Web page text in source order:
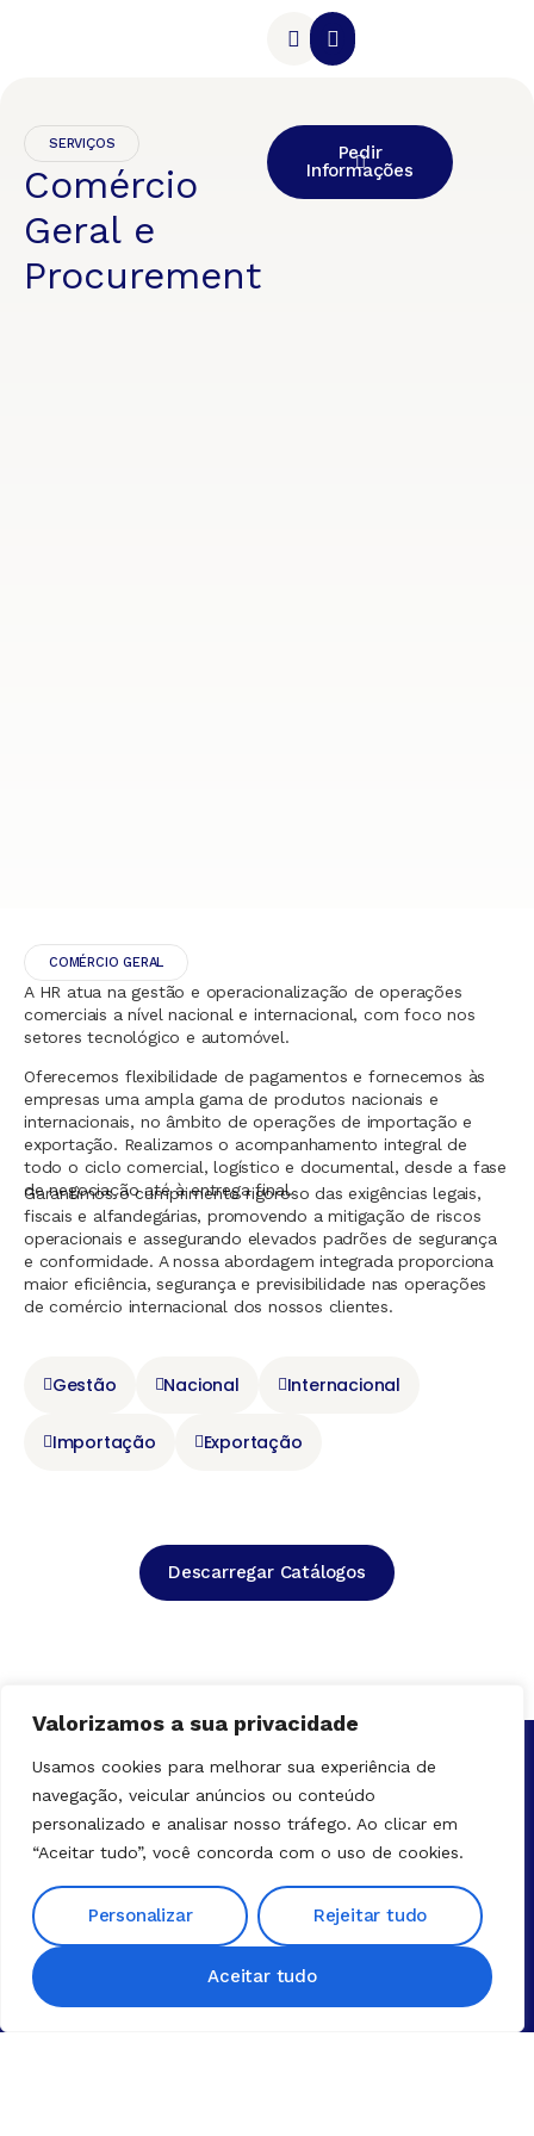
Valorizamos a sua privacidade
Usamos cookies para melhorar sua experiência de
navegação, veicular anúncios ou conteúdo
personalizado e analisar nosso tráfego. Ao clicar em
“Aceitar tudo”, você concorda com o uso de cookies.
Personalizar Rejeitar tudo
Aceitar tudo
SERVIÇOS
Comércio
Geral e
Procurement
Pedir
Informações
COMÉRCIO GERAL
A HR atua na gestão e operacionalização de operações
comerciais a nível nacional e internacional, com foco nos
setores tecnológico e automóvel.
Oferecemos flexibilidade de pagamentos e fornecemos às
empresas uma ampla gama de produtos nacionais e
internacionais, no âmbito de operações de importação e
exportação. Realizamos o acompanhamento integral de
todo o ciclo comercial, logístico e documental, desde a fase
de negociação até à entrega final.
Garantimos o cumprimento rigoroso das exigências legais,
fiscais e alfandegárias, promovendo a mitigação de riscos
operacionais e assegurando elevados padrões de segurança
e conformidade. A nossa abordagem integrada proporciona
maior eficiência, segurança e previsibilidade nas operações
de comércio internacional dos nossos clientes.
Gestão Nacional Internacional
Importação Exportação
Descarregar Catálogos
Solução é o nosso forte!
Fale Connosco!
CONTACTOS
Seg – Sex:
8h30 – 16h30